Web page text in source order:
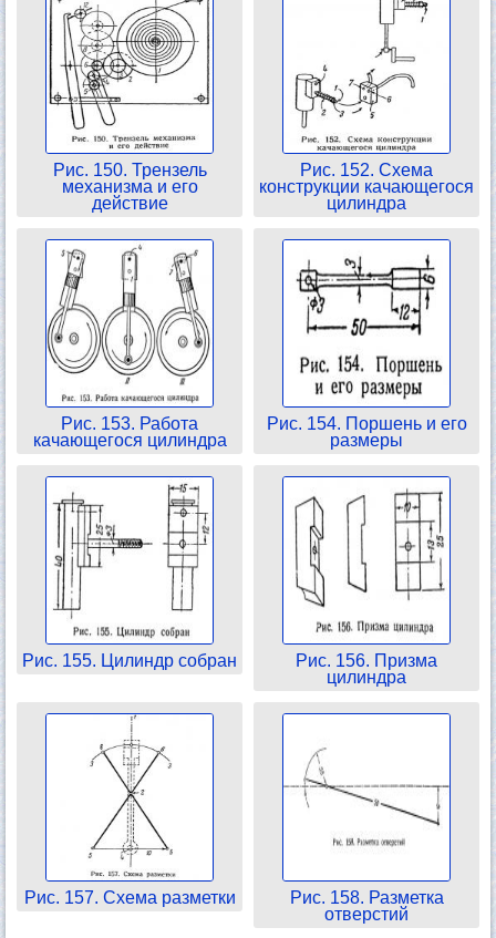
Рис. 150. Трензель
механизма и его
действие
Рис. 152. Схема
конструкции качающегося
цилиндра
Рис. 153. Работа
качающегося цилиндра
Рис. 154. Поршень и его
размеры
Рис. 155. Цилиндр собран
Рис. 156. Призма
цилиндра
Рис. 157. Схема разметки
Рис. 158. Разметка
отверстий